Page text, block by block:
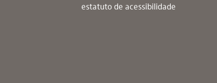
estatuto de acessibilidade